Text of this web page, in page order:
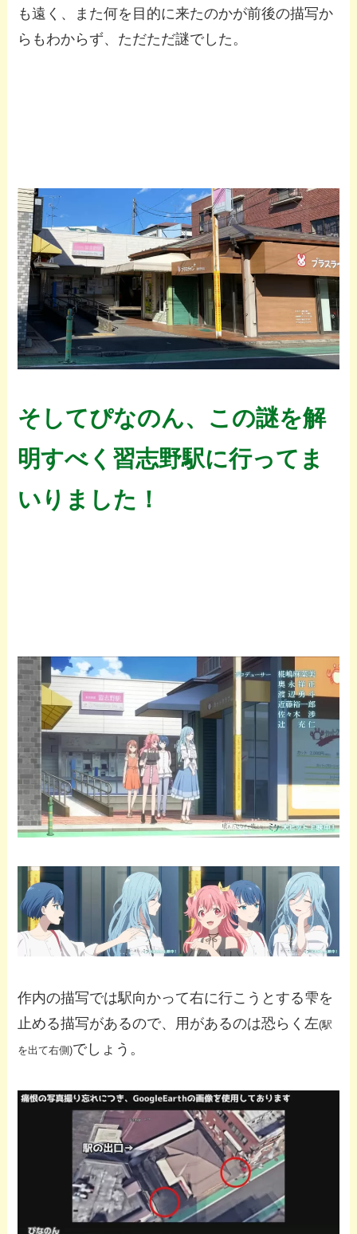
も遠く、また何を目的に来たのかが前後の描写か
らもわからず、ただただ謎でした。
そしてぴなのん、この謎を解
明すべく習志野駅に行ってま
いりました！
作内の描写では駅向かって右に行こうとする雫を
止める描写があるので、用があるのは恐らく左(駅
を出て右側)でしょう。